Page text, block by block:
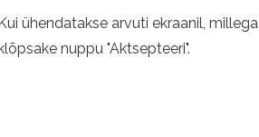
ühendatakse arvuti ekraanil,
nuppu "Aktsepteeri".